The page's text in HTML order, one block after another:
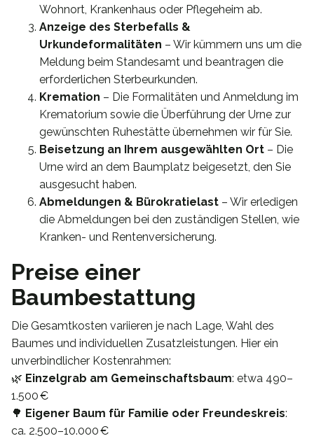
Wohnort, Krankenhaus oder Pflegeheim ab.
Anzeige des Sterbefalls &
Urkundeformalitäten – Wir kümmern uns um die
Meldung beim Standesamt und beantragen die
erforderlichen Sterbeurkunden.
Kremation – Die Formalitäten und Anmeldung im
Krematorium sowie die Überführung der Urne zur
gewünschten Ruhestätte übernehmen wir für Sie.
Beisetzung an Ihrem ausgewählten Ort – Die
Urne wird an dem Baumplatz beigesetzt, den Sie
ausgesucht haben.
Abmeldungen & Bürokratielast – Wir erledigen
die Abmeldungen bei den zuständigen Stellen, wie
Kranken- und Rentenversicherung.
Preise einer
Baumbestattung
Die Gesamtkosten variieren je nach Lage, Wahl des
Baumes und individuellen Zusatzleistungen. Hier ein
unverbindlicher Kostenrahmen:
🌿 Einzelgrab am Gemeinschaftsbaum: etwa 490–
1.500 €
🌳 Eigener Baum für Familie oder Freundeskreis:
ca. 2.500–10.000 €